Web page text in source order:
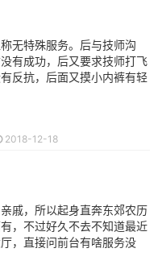
无特殊服务。后与技师沟
有成功，后又要求技师打飞
反抗，后面又摸小内裤有轻
2018-12-18
戚，所以起身直奔东郊农历
，不过好久不去不知道最近
，直接问前台有啥服务没